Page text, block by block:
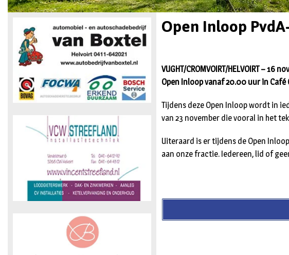
Open Inloop
VUGHT/CROMVOIRT/HELVOIRT –
Open Inloop vanaf 20.00 uur in Café
Tijdens deze Open Inloop wordt in
van 23 november die vooral in het
Uiteraard is er tijdens de Open
aan onze fractie. Iedereen, lid of